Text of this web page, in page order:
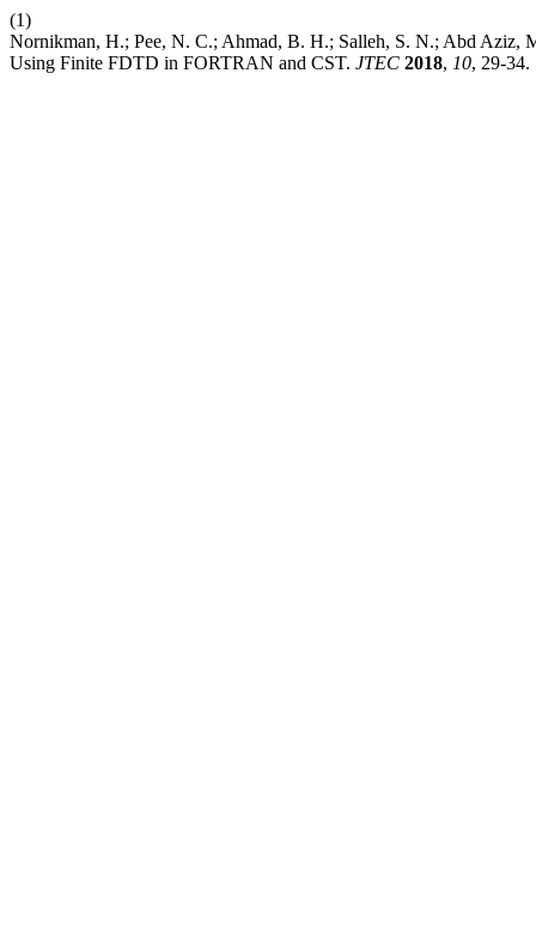
(1)
Nornikman, H.; Pee, N. C.; Ahmad, B. H.; Salleh, S. N.; Abd Aziz,
Using Finite FDTD in FORTRAN and CST. JTEC 2018, 10, 29-34.